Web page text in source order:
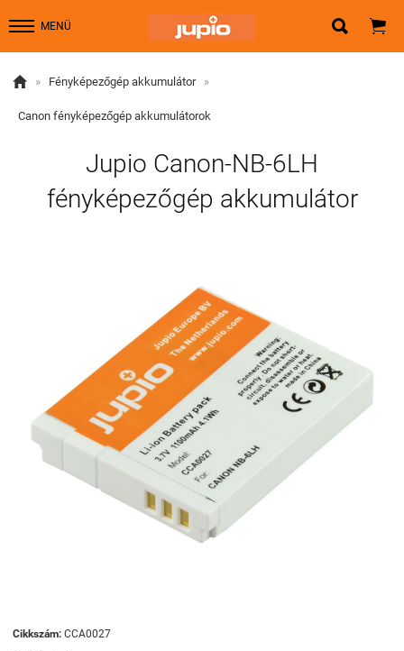
MENÜ  
 » Fényképezőgép akkumulátor »
Canon fényképezőgép akkumulátorok
Jupio Canon-NB-6LH
fényképezőgép akkumulátor
Cikkszám: CCA0027